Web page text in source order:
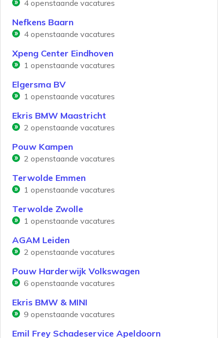
4 openstaande vacatures
Nefkens Baarn
4 openstaande vacatures
Xpeng Center Eindhoven
1 openstaande vacatures
Elgersma BV
1 openstaande vacatures
Ekris BMW Maastricht
2 openstaande vacatures
Pouw Kampen
2 openstaande vacatures
Terwolde Emmen
1 openstaande vacatures
Terwolde Zwolle
1 openstaande vacatures
AGAM Leiden
2 openstaande vacatures
Pouw Harderwijk Volkswagen
6 openstaande vacatures
Ekris BMW & MINI
9 openstaande vacatures
Emil Frey Schadeservice Apeldoorn